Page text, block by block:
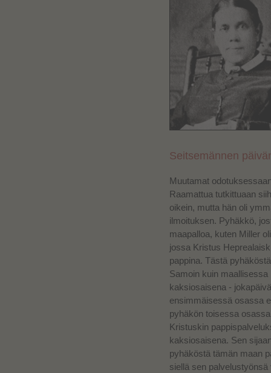
Seitsemännen
Muutamat
Raamattua tutkittuaan
oikein, mutta hän oli
ilmoituksen. Pyhäkkö,
maapalloa, kuten Miller
jossa Kristus
pappina. Tästä
Samoin kuin maallisessa
kaksiosaisena -
ensimmäisessä osassa
pyhäkön toisessa
Kristuskin
kaksiosaisena. Sen
pyhäköstä tämän maan
siellä sen